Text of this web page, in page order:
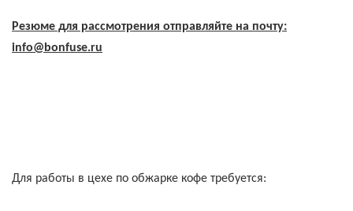
Резюме для рассмотрения отправляйте на почту:
info@bonfuse.ru
Для работы в цехе по обжарке кофе требуется: